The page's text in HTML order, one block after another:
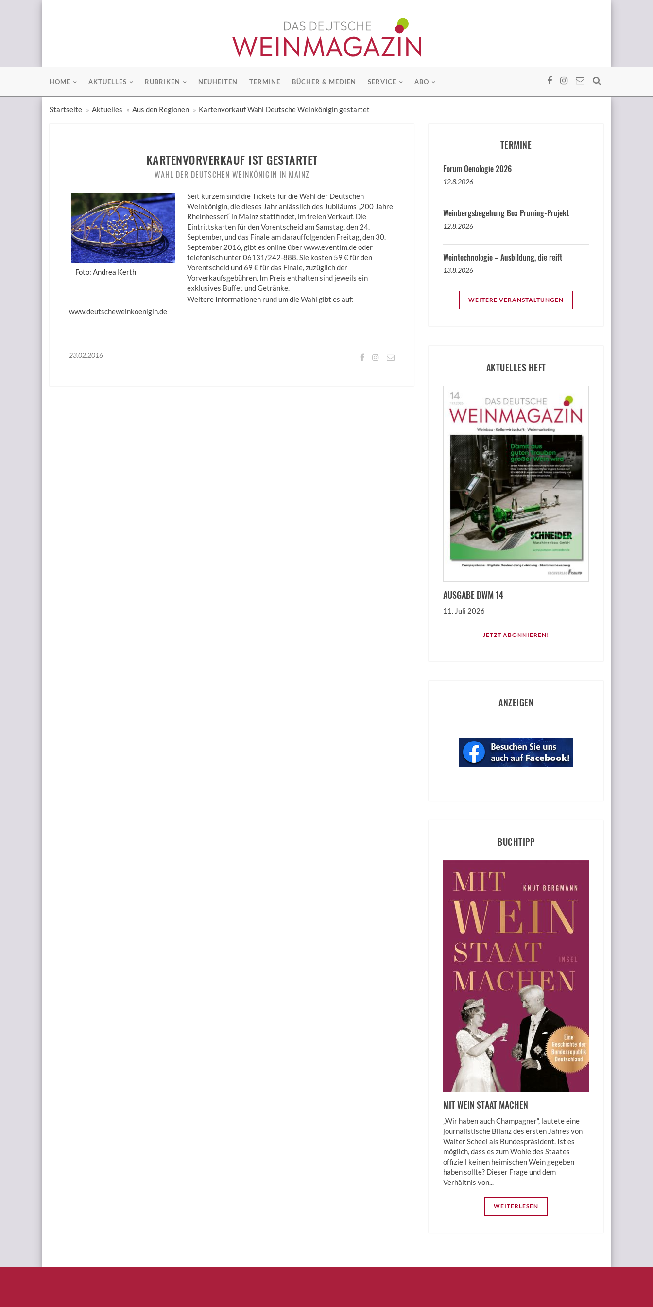
HOME AKTUELLES RUBRIKEN NEUHEITEN TERMINE BÜCHER & MEDIEN SERVICE ABO
Startseite Aktuelles Aus den Regionen Kartenvorkauf Wahl Deutsche Weinkönigin gestartet
KARTENVORVERKAUF IST GESTARTET
WAHL DER DEUTSCHEN WEINKÖNIGIN IN MAINZ
Foto: Andrea Kerth
Seit kurzem sind die Tickets für die Wahl der Deutschen
Weinkönigin, die dieses Jahr anlässlich des Jubiläums „200 Jahre
Rheinhessen“ in Mainz stattfindet, im freien Verkauf. Die
Eintrittskarten für den Vorentscheid am Samstag, den 24.
September, und das Finale am darauffolgenden Freitag, den 30.
September 2016, gibt es online über www.eventim.de oder
telefonisch unter 06131/242-888. Sie kosten 59 € für den
Vorentscheid und 69 € für das Finale, zuzüglich der
Vorverkaufsgebühren. Im Preis enthalten sind jeweils ein
exklusives Buffet und Getränke.
Weitere Informationen rund um die Wahl gibt es auf:
www.deutscheweinkoenigin.de
23.02.2016
TERMINE
Forum Oenologie 2026
12.8.2026
Weinbergsbegehung Box Pruning-Projekt
12.8.2026
Weintechnologie – Ausbildung, die reift
13.8.2026
WEITERE VERANSTALTUNGEN
AKTUELLES HEFT
AUSGABE DWM 14
11. Juli 2026
JETZT ABONNIEREN!
ANZEIGEN
BUCHTIPP
MIT WEIN STAAT MACHEN
„Wir haben auch Champagner“, lautete eine
journalistische Bilanz des ersten Jahres von
Walter Scheel als Bundespräsident. Ist es
möglich, dass es zum Wohle des Staates
offiziell keinen heimischen Wein gegeben
haben sollte? Dieser Frage und dem
Verhältnis von...
WEITERLESEN